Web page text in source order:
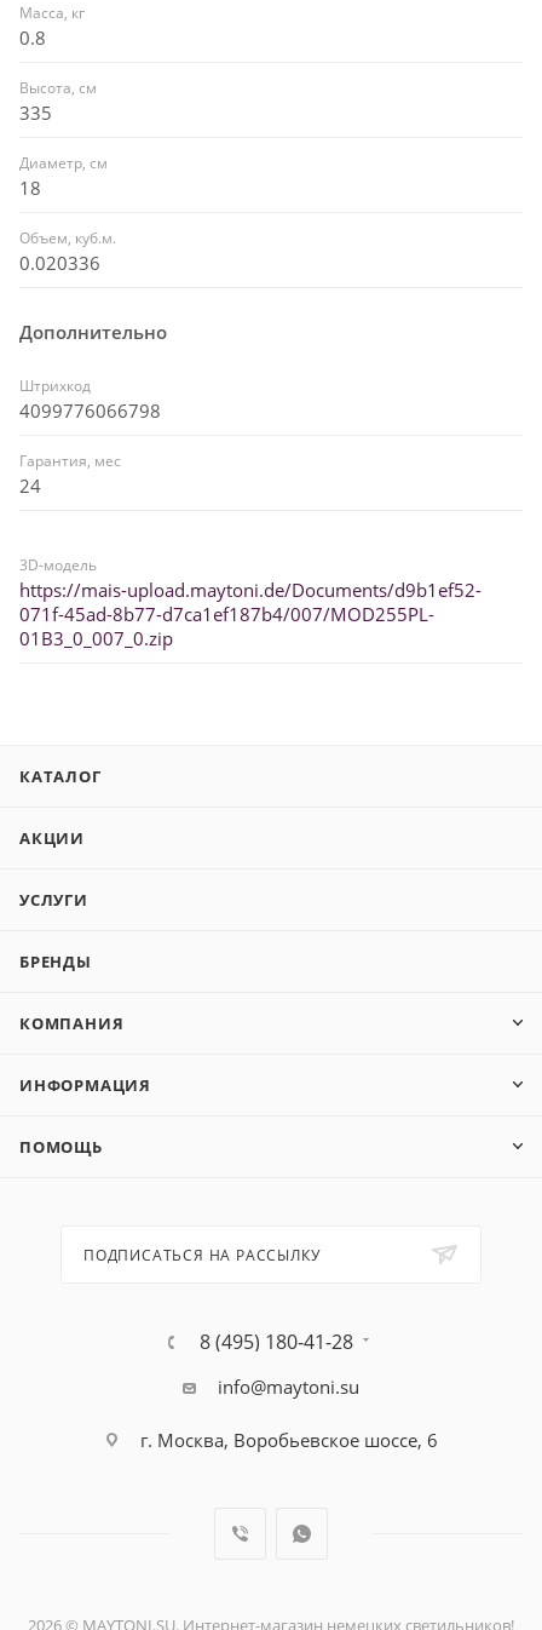
Масса, кг
0.8
Высота, см
335
Диаметр, см
18
Объем, куб.м.
0.020336
Дополнительно
Штрихкод
4099776066798
Гарантия, мес
24
3D-модель
https://mais-upload.maytoni.de/Documents/d9b1ef52-
071f-45ad-8b77-d7ca1ef187b4/007/MOD255PL-
01B3_0_007_0.zip
КАТАЛОГ
АКЦИИ
УСЛУГИ
БРЕНДЫ
КОМПАНИЯ
ИНФОРМАЦИЯ
ПОМОЩЬ
ПОДПИСАТЬСЯ НА РАССЫЛКУ
8 (495) 180-41-28
info@maytoni.su
г. Москва, Воробьевское шоссе, 6
2026 © MAYTONI.SU. Интернет-магазин немецких светильников!